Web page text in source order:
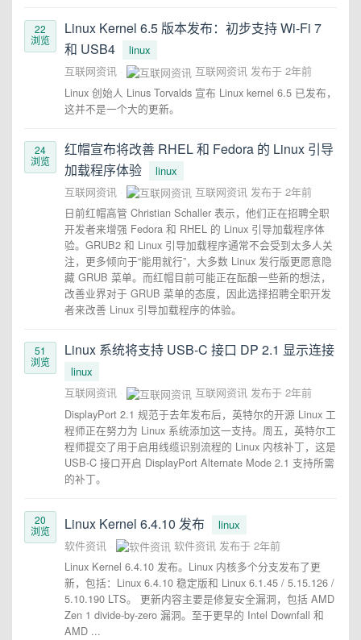
22
浏览
Linux Kernel 6.5 版本发布：初步支持 Wi-Fi 7
和 USB4
linux
互联网资讯
互联网资讯 发布于 2年前
Linux 创始人 Linus Torvalds 宣布 Linux kernel 6.5 已发布，
这并不是一个大的更新。
24
浏览
红帽宣布将改善 RHEL 和 Fedora 的 Linux 引导
加载程序体验
linux
互联网资讯
互联网资讯 发布于 2年前
日前红帽高管 Christian Schaller 表示，他们正在招聘全职
开发者来增强 Fedora 和 RHEL 的 Linux 引导加载程序体
验。GRUB2 和 Linux 引导加载程序通常不会受到太多人关
注，更多倾向于“能用就行”，大多数 Linux 发行版更愿意隐
藏 GRUB 菜单。而红帽目前可能正在酝酿一些新的想法，
改善业界对于 GRUB 菜单的态度，因此选择招聘全职开发
者来改善 Linux 引导加载程序的体验。
51
浏览
Linux 系统将支持 USB-C 接口 DP 2.1 显示连接
linux
互联网资讯
互联网资讯 发布于 2年前
DisplayPort 2.1 规范于去年发布后，英特尔的开源 Linux 工
程师正在努力为 Linux 系统添加这一支持。周五，英特尔工
程师提交了用于启用线缆识别流程的 Linux 内核补丁，这是
USB-C 接口开启 DisplayPort Alternate Mode 2.1 支持所需
的补丁。
20
浏览
Linux Kernel 6.4.10 发布
linux
软件资讯
软件资讯 发布于 2年前
Linux Kernel 6.4.10 发布。Linux 内核多个分支发布了更
新，包括：Linux 6.4.10 稳定版和 Linux 6.1.45 / 5.15.126 /
5.10.190 LTS。 更新内容主要是修复安全漏洞，包括 AMD
Zen 1 divide-by-zero 漏洞。至于更早的 Intel Downfall 和
AMD ...